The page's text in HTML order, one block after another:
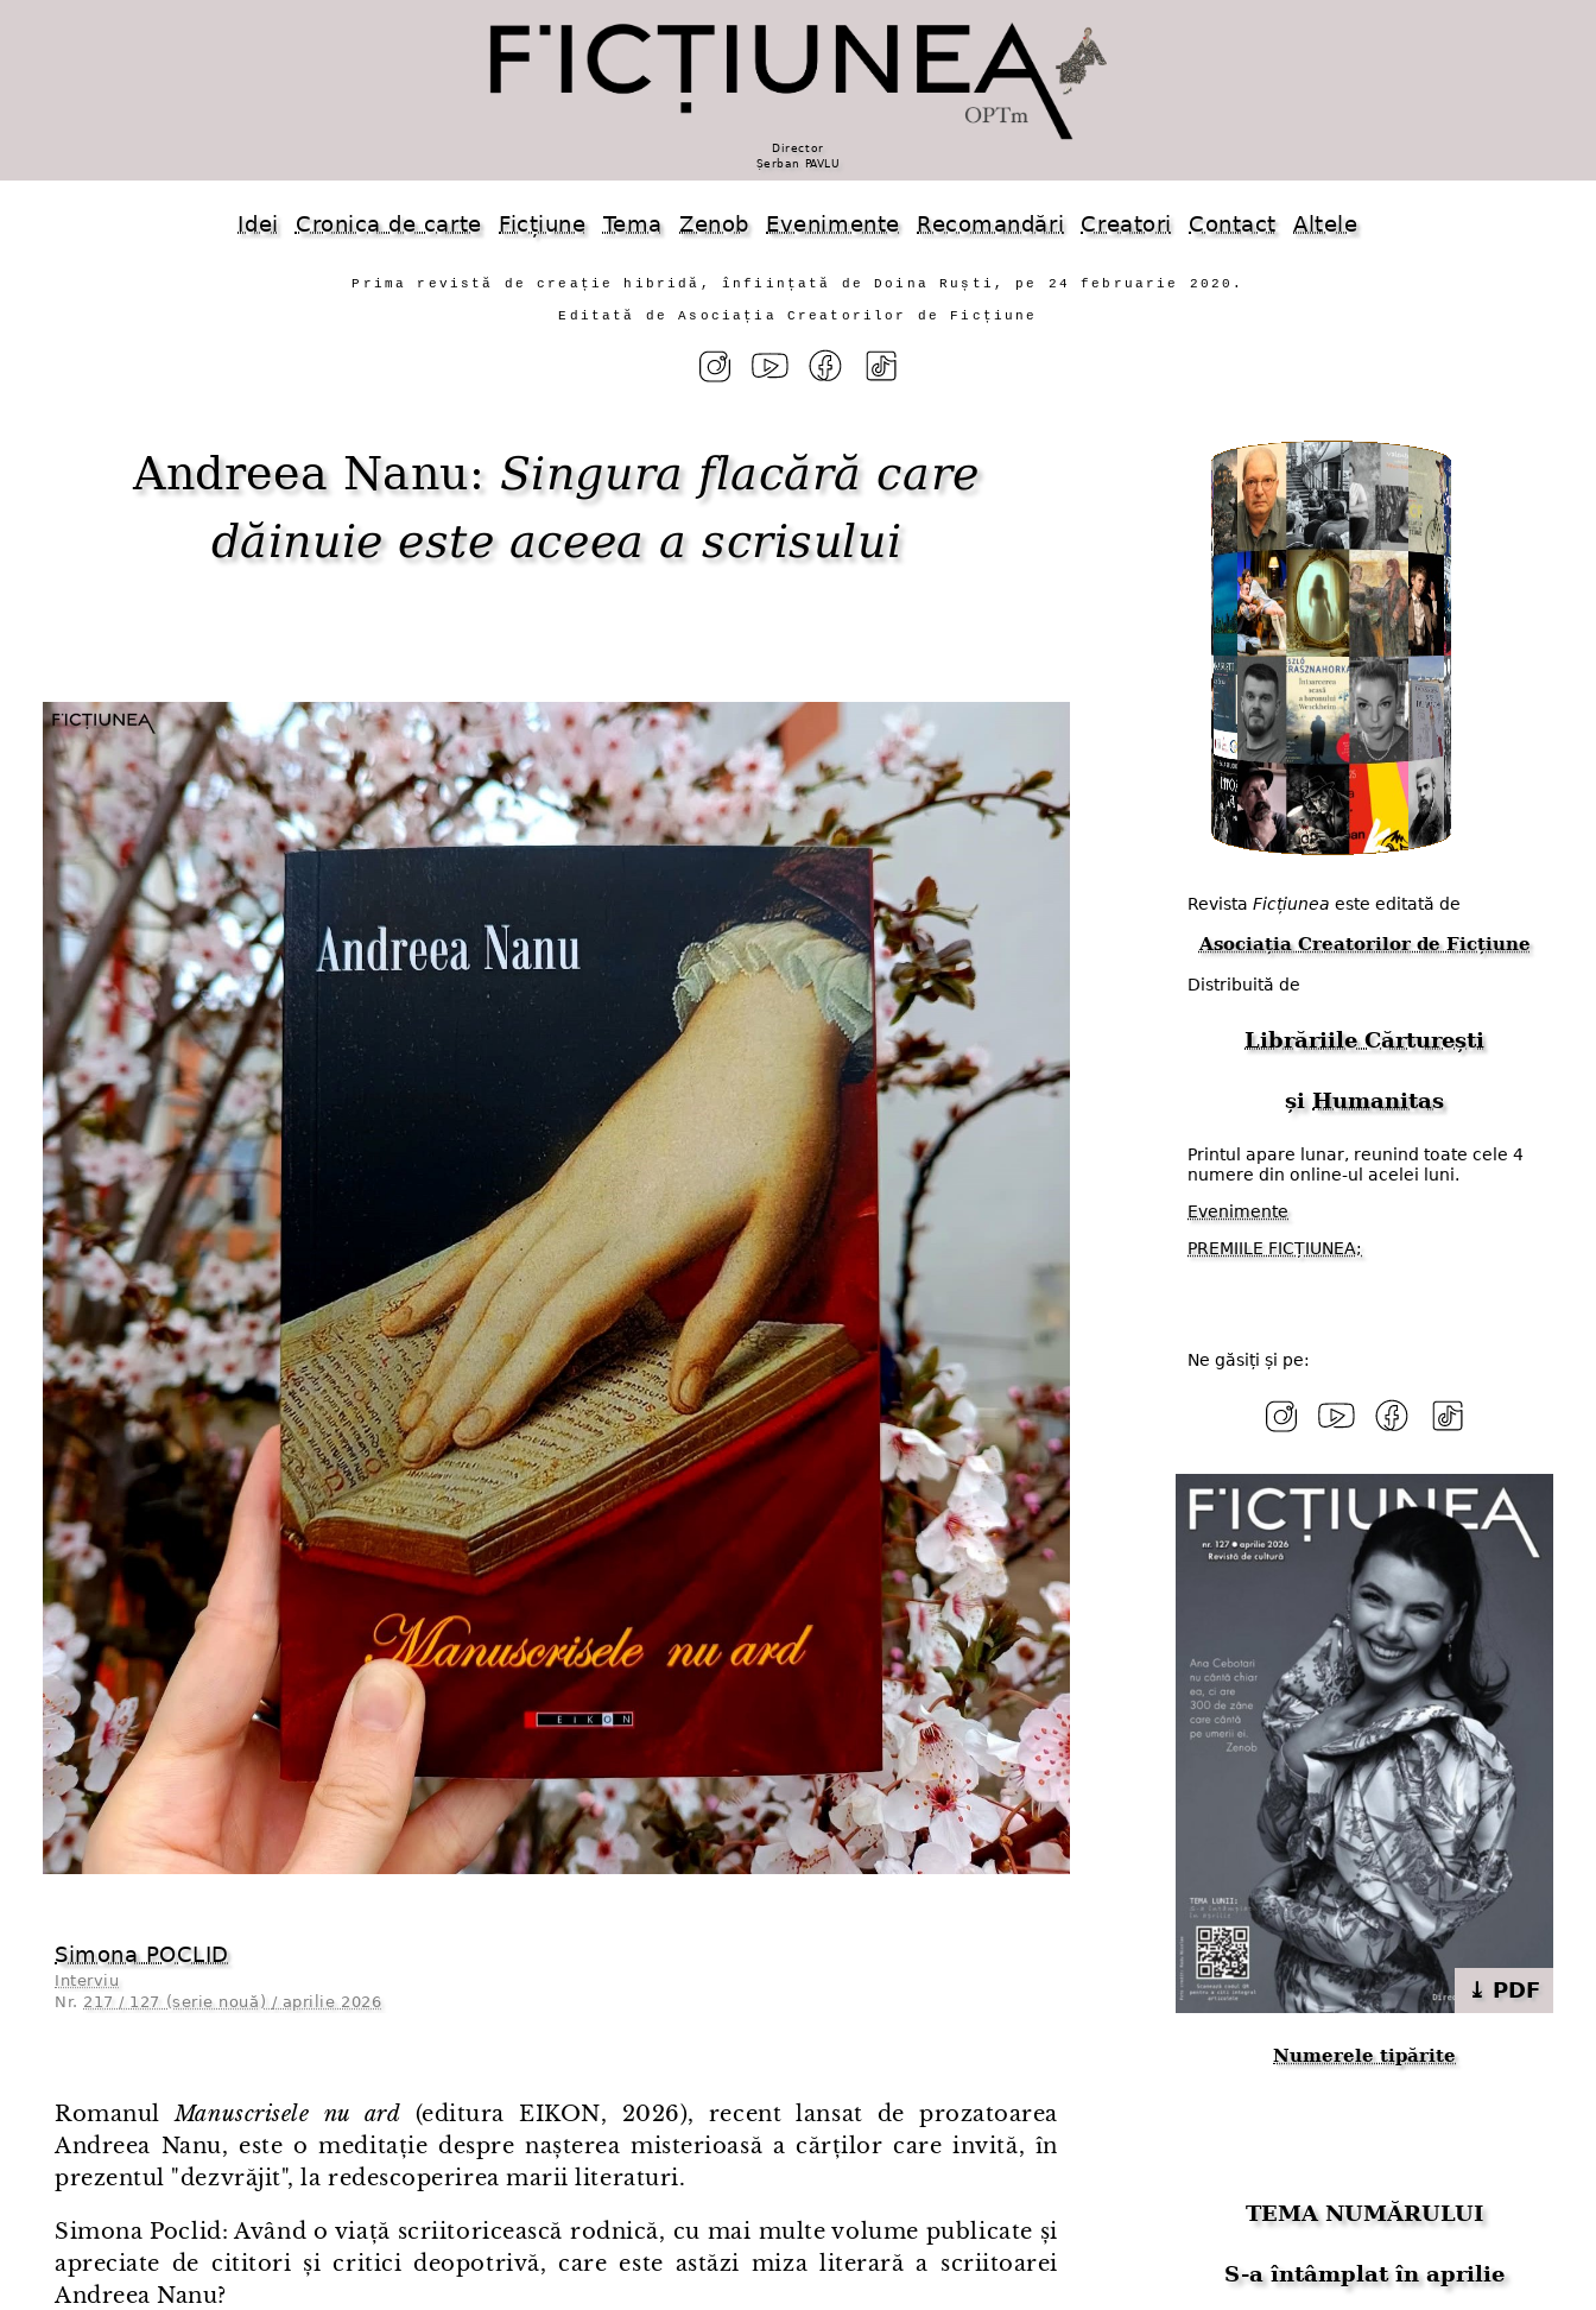
Director
Șerban PAVLU
Idei Cronica de carte Ficțiune Tema Zenob Evenimente Recomandări Creatori Contact Altele
Prima revistă de creație hibridă, înființată de Doina Ruști, pe 24 februarie 2020.
Editată de Asociația Creatorilor de Ficțiune
Andreea Nanu: Singura flacără care
dăinuie este aceea a scrisului
Simona POCLID
Interviu
Nr. 217 / 127 (serie nouă) / aprilie 2026
RomanulManuscrisele nu ard (editura EIKON, 2026), recent lansat de prozatoarea
Andreea Nanu, este o meditație despre nașterea misterioasă a cărților care invită, în
prezentul "dezvrăjit", la redescoperirea marii literaturi.
Simona Poclid: Având o viață scriitoricească rodnică, cu mai multe volume publicate și
apreciate de cititori și critici deopotrivă, care este astăzi miza literară a scriitoarei
Andreea Nanu?
Revista Ficțiunea este editată de
Asociația Creatorilor de Ficțiune
Distribuită de
Librăriile Cărturești
șiHumanitas
Printul apare lunar, reunind toate cele 4
numere din online-ul acelei luni.
Evenimente
PREMIILE FICȚIUNEA;
Ne găsiți și pe:
⤓ PDF
Numerele tipărite
TEMA NUMĂRULUI
S-a întâmplat în aprilie